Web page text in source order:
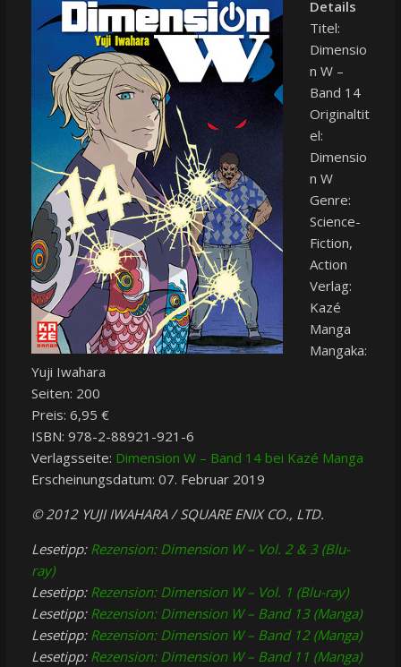
Details
Titel:
Dimensio
n W –
Band 14
Originaltit
el:
Dimensio
n W
Genre:
Science-
Fiction,
Action
Verlag:
Kazé
Manga
Mangaka:
Yuji Iwahara
Seiten: 200
Preis: 6,95 €
ISBN: 978-2-88921-921-6
Verlagsseite: Dimension W – Band 14 bei Kazé Manga
Erscheinungsdatum: 07. Februar 2019
© 2012 YUJI IWAHARA / SQUARE ENIX CO., LTD.
Lesetipp: Rezension: Dimension W – Vol. 2 & 3 (Blu-
ray)
Lesetipp: Rezension: Dimension W – Vol. 1 (Blu-ray)
Lesetipp: Rezension: Dimension W – Band 13 (Manga)
Lesetipp: Rezension: Dimension W – Band 12 (Manga)
Lesetipp: Rezension: Dimension W – Band 11 (Manga)